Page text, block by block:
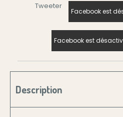
Tweeter
Facebook est
Facebook est
Description